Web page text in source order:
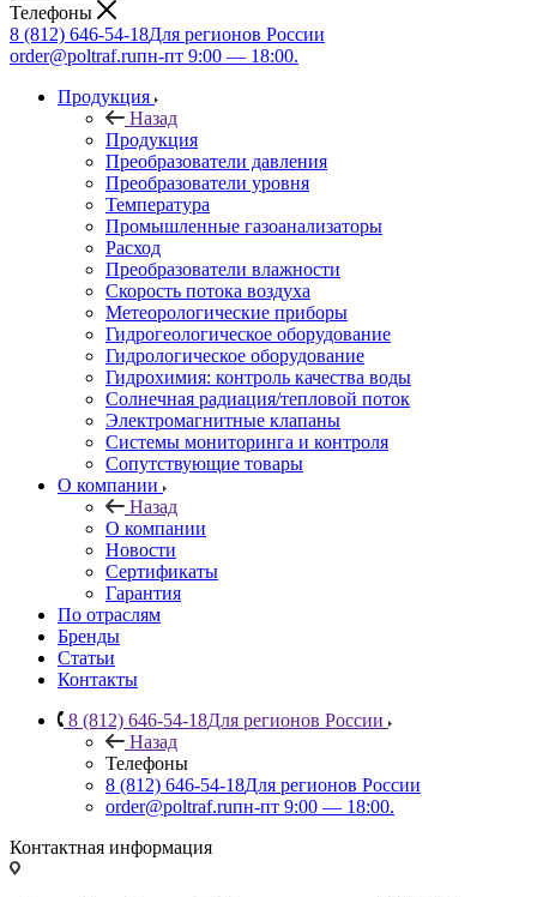
Телефоны
8 (812) 646-54-18Для регионов России
order@poltraf.ruпн-пт 9:00 — 18:00.
Продукция
Назад
Продукция
Преобразователи давления
Преобразователи уровня
Температура
Промышленные газоанализаторы
Расход
Преобразователи влажности
Скорость потока воздуха
Метеорологические приборы
Гидрогеологическое оборудование
Гидрологическое оборудование
Гидрохимия: контроль качества воды
Солнечная радиация/тепловой поток
Электромагнитные клапаны
Системы мониторинга и контроля
Сопутствующие товары
О компании
Назад
О компании
Новости
Сертификаты
Гарантия
По отраслям
Бренды
Статьи
Контакты
8 (812) 646-54-18Для регионов России
Назад
Телефоны
8 (812) 646-54-18Для регионов России
order@poltraf.ruпн-пт 9:00 — 18:00.
Контактная информация